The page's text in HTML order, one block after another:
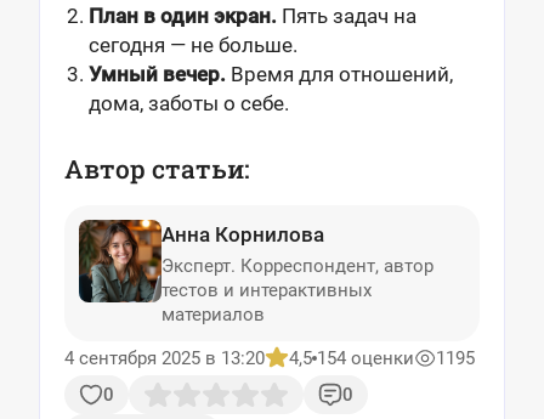
План в один экран. Пять задач на
сегодня — не больше.
Умный вечер. Время для отношений,
дома, заботы о себе.
Автор статьи:
Анна Корнилова
Эксперт. Корреспондент, автор
тестов и интерактивных
материалов
4 сентября 2025 в 13:20
4,5 154 оценки
1195
0
0